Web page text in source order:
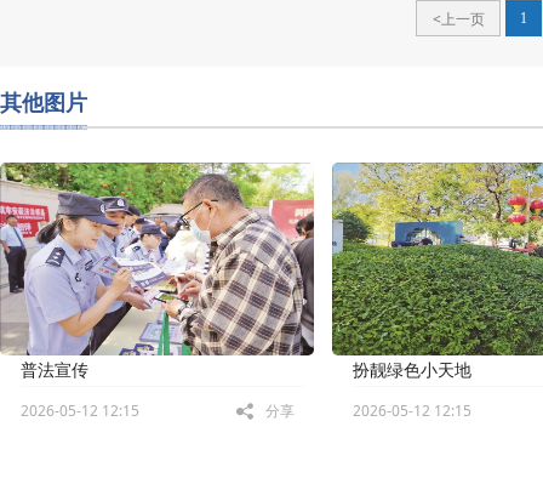
<上一页 1
其他图片
普法宣传
2026-05-12 12:15 分享
扮靓绿色小天地
2026-05-12 12:15